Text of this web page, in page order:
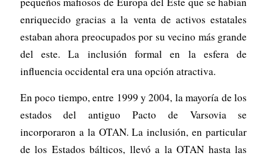
enriquecido gracias a la venta de activos estatales
estaban ahora preocupados por su vecino más grande
del este. La inclusión formal en la esfera de
influencia occidental era una opción atractiva.
En poco tiempo, entre 1999 y 2004, la mayoría de los
estados del antiguo Pacto de Varsovia se
incorporaron a la OTAN. La inclusión, en particular
de los Estados bálticos, llevó a la OTAN hasta las